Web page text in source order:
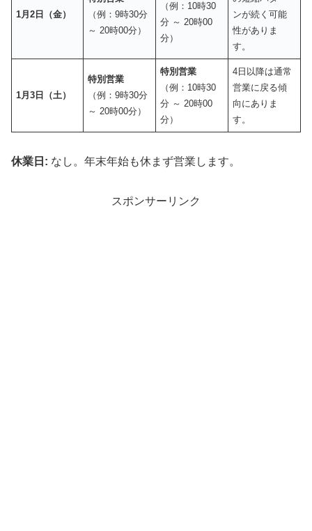
1月2日（金）
（例：9時30分
～ 20時00分）
（例：10時30
分 ～ 20時00
分）
ンが続く可能
性がありま
す。
1月3日（土）
特別営業
（例：9時30分
～ 20時00分）
特別営業
（例：10時30
分 ～ 20時00
分）
4日以降は通常
営業に戻る傾
向にありま
す。
休業日: なし。年末年始も休まず営業します。
スポンサーリンク